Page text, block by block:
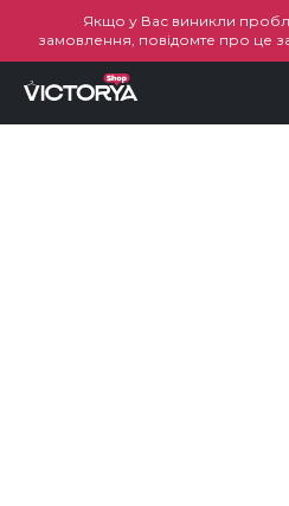
Якщо у Вас виникли
замовлення, повідомте про це